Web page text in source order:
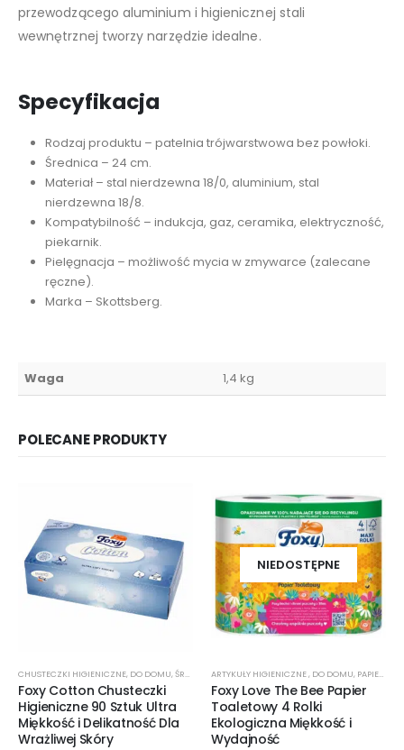
przewodzącego aluminium i higienicznej stali
wewnętrznej tworzy narzędzie idealne.
Specyfikacja
Rodzaj produktu – patelnia trójwarstwowa bez powłoki.
Średnica – 24 cm.
Materiał – stal nierdzewna 18/0, aluminium, stal
nierdzewna 18/8.
Kompatybilność – indukcja, gaz, ceramika, elektryczność,
piekarnik.
Pielęgnacja – możliwość mycia w zmywarce (zalecane
ręczne).
Marka – Skottsberg.
Waga 1,4 kg
POLECANE PRODUKTY
CHUSTECZKI HIGIENICZNE, DO DOMU,ŚRODKI CZYSTOŚCI
Foxy Cotton Chusteczki
Higieniczne 90 Sztuk Ultra
Miękkość i Delikatność Dla
Wrażliwej Skóry
NIEDOSTĘPNE
ARTYKUŁY HIGIENICZNE, DO DOMU, PAPIER TOALETOWY
Foxy Love The Bee Papier
Toaletowy 4 Rolki
Ekologiczna Miękkość i
Wydajność